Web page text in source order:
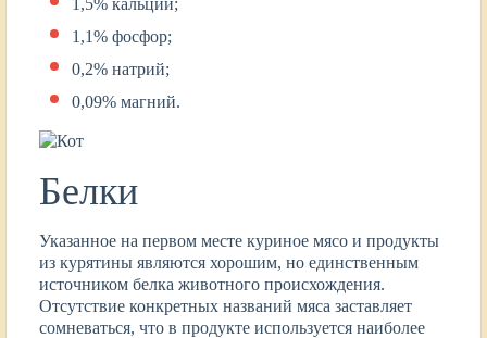
1,1% фосфор;
0,2% натрий;
0,09% магний.
Белки
Указанное на первом месте куриное мясо и продукты
из курятины являются хорошим, но единственным
источником белка животного происхождения.
Отсутствие конкретных названий мяса заставляет
сомневаться, что в продукте используется наиболее